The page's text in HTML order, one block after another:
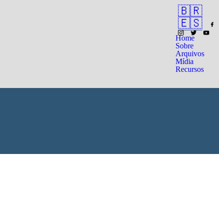
Home
Sobre
Arquivos
Mídia
Recursos
🇧🇷
🇪🇸